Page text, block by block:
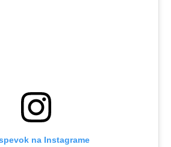
na Instagrame